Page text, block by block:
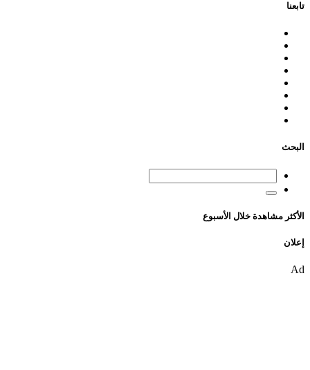
تابعنا
البحث
الأكثر مشاهدة خلال الأسبوع
إعلان
Ad